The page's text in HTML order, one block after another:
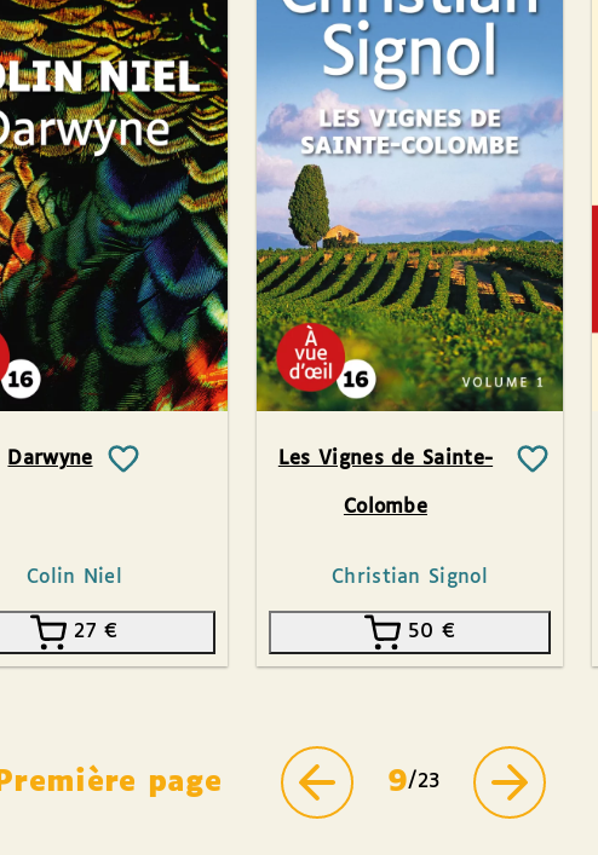
Darwyne
Colin Niel
27€
Les Vignes de Sainte-
Colombe
Christian Signol
50 €
Première page 9/23